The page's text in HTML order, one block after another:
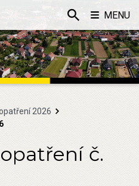
2026
č.
MENU